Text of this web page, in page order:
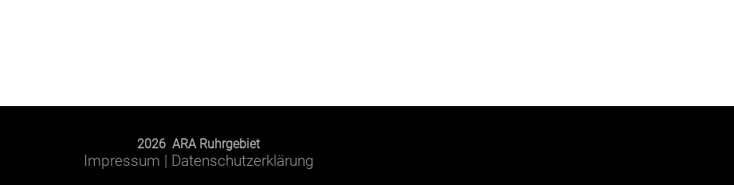
2026 ARA Ruhrgebiet
Impressum | Datenschutzerklärung